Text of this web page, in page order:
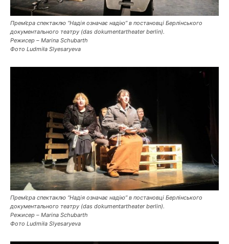
Прем’єра спектаклю “Надія означає надію” в постановці Берлінського
документального театру (das dokumentartheater berlin).
Режисер – Marina Schubarth
Фото Ludmiła Slyesaryeva
Прем’єра спектаклю “Надія означає надію” в постановці Берлінського
документального театру (das dokumentartheater berlin).
Режисер – Marina Schubarth
Фото Ludmiła Slyesaryeva